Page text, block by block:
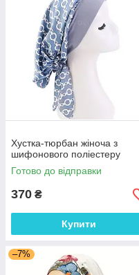
Хустка-тюрбан жіноча з
шифонового поліестеру
Готово до відправки
370 ₴
Купити
–7%